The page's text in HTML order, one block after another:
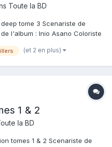
Toute la BD
tome 3 Scenariste de
l'album : Inio Asano Coloriste
à cette liberté absolue qui
(et 2 en plus)
1 & 2
la BD
tomes 1 & 2 Scenariste de